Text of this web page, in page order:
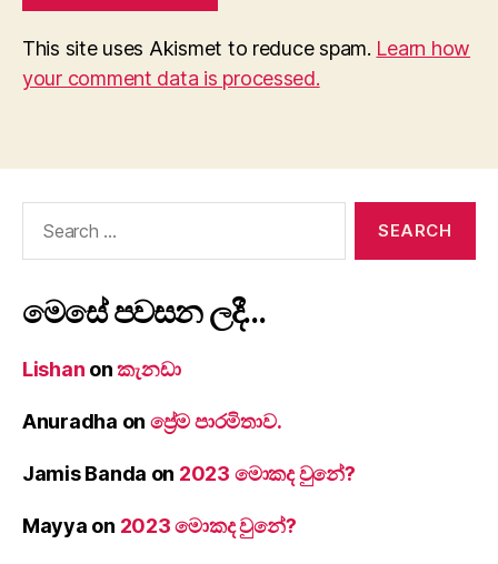
This site uses Akismet to reduce spam. Learn how
your comment data is processed.
මෙසේ පවසන ලදී…
Lishan onකැනඩා
Anuradha on ප්‍රේම පාරමිතාව.
Jamis Banda on 2023 මොකද වුනේ?
Mayya on 2023 මොකද වුනේ?